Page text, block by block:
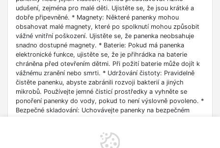
udušení, zejména pro malé děti. Ujistěte se, že jsou krátké a
dobře připevněné. * Magnety: Některé panenky mohou
obsahovat malé magnety, které po spolknutí mohou způsobit
vážné vnitřní poškození. Ujistěte se, že panenka neobsahuje
snadno dostupné magnety. * Baterie: Pokud má panenka
elektronické funkce, ujistěte se, že je přihrádka na baterie
chráněna před otevřením dětmi. Při požití baterie může dojít k
vážnému zranění nebo smrti. * Udržování čistoty: Pravidelně
čistěte panenku, abyste zabránili rozvoji bakterií a jiných
mikrobů. Používejte jemné čisticí prostředky a vyhněte se
ponoření panenky do vody, pokud to není výslovně povoleno. *
Bezpečné skladování: Uchovávejte panenky na bezpečném
praskliny, roztržení nebo uvolněné prvky. Poškozené panenky